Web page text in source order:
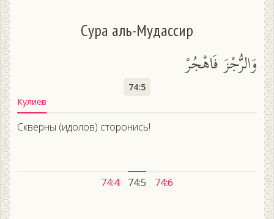
Сура аль-Мудассир
وَالرُّجْزَ فَاهْجُرْ
74:5
Кулиев
Скверны (идолов) сторонись!
74:4 74:5 74:6